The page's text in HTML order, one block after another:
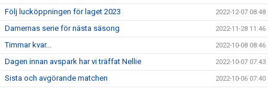
Följ lucköppningen för laget 2023 2022-12-07 08:48
Damernas serie för nästa säsong 2022-11-28 11:46
Timmar kvar... 2022-10-08 08:46
Dagen innan avspark har vi träffat Nellie 2022-10-07 07:43
Sista och avgörande matchen 2022-10-06 07:40